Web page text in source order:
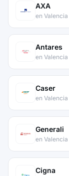
AXA
en Valencia
Antares
en Valencia
Caser
en Valencia
Generali
en Valencia
Cigna